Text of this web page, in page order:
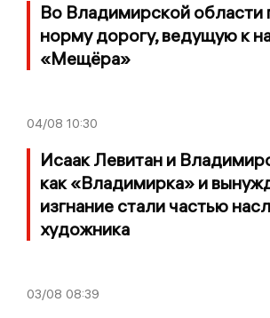
Во Владимирской области
норму дорогу, ведущую к
«Мещёра»
04/08 10:30
Исаак Левитан и
как «Владимирка» и
изгнание стали частью
художника
03/08 08:39